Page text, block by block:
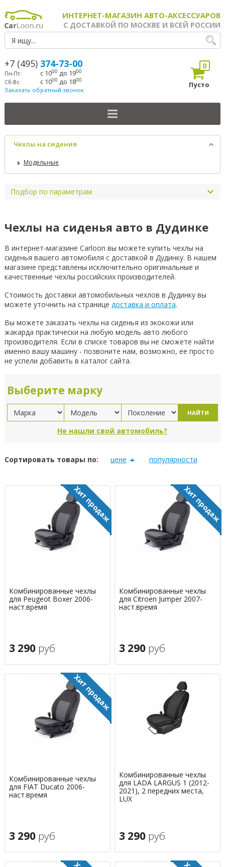
ИНТЕРНЕТ-МАГАЗИН АВТО-АКСЕССУАРОВ
С ДОСТАВКОЙ ПО МОСКВЕ И ВСЕЙ РОССИИ
+7 (495) 374-73-00
Пн-Пт: с 1000 до 1900
Сб-Вс: с 1000 до 1800
Заказать обратный звонок
0
Пусто
Чехлы на сидения
Модельные
Подбор по параметрам
Чехлы на сиденья авто в Дудинке
В интернет-магазине Carloon вы можете купить чехлы на
сиденья вашего автомобиля с доставкой в Дудинку. В нашем
магазине представлены исключительно оригинальные и
качественные чехлы российских производителей.
Стоимость доставки автомобильных чехлов в Дудинку вы
можете уточнить на странице доставка и оплата.
Вы можете заказать чехлы на сиденья из экокожи или
жакарда практически на любую модель авто любого
производителя. Если в списке товаров вы не сможете найти
именно вашу машину - позвоните нам, возможно, ее просто
не успели добавить в каталог сайта.
Выберите марку
НАЙТИ
Не нашли свой автомобиль?
Сортировать товары по: цене популярности
Комбинированные чехлы
для Peugeot Boxer 2006-
наст.время
3 290 руб
Комбинированные чехлы
для Citroen Jumper 2007-
наст.время
3 290 руб
Комбинированные чехлы
для FIAT Ducato 2006-
наст.время
3 290 руб
Комбинированные чехлы
для LADA LARGUS 1 (2012-
2021), 2 передних места,
LUX
3 290 руб